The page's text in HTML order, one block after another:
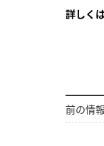
詳しく
前の情